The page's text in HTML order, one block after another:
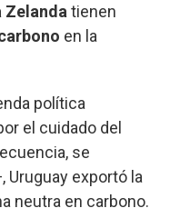
Zelanda tienen
en la
política
el cuidado del
se
exportó la
neutra en carbono.